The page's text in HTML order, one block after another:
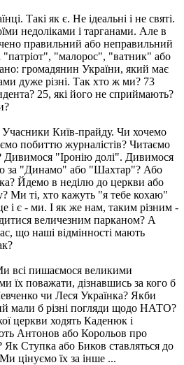
Такі як є. Не ідеальні і не святі.
недоліками і тарганами. Але в
правильний або неправильний
"патріот", "малорос", "ватник" або
громадянин України, який має
дуже різні. Так хто ж ми? 73
25, які його не сприймають?
Київ-прайду. Чи хочемо
побиттю журналістів? Читаємо
"Іронію долі". Дивимося
за "Динамо" або "Шахтар"? Або
Йдемо в неділю до церкви або
Ми ті, хто кажуть "я тебе кохаю"
і є - ми. І як же нам, таким різним -
величезним парканом? А
що наші відмінності мають
всі пишаємося великими
їх поважати, дізнавшись за кого б
чи Леся Українка? Якби
мали б різні погляди щодо НАТО?
церкви ходять Каденюк і
Антонов або Корольов про
Як Ступка або Биков ставляться до
цінуємо їх за інше ...